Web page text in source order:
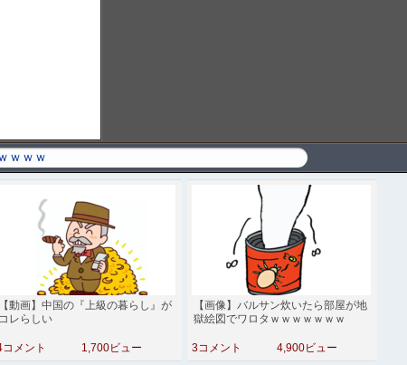
【動画】中国の『上級の暮らし』が
コレらしい
コメント 1,700ビュー
【画像】バルサン炊いたら部屋が地
獄絵図でワロタｗｗｗｗｗｗｗ
3コメント 4,900ビュー